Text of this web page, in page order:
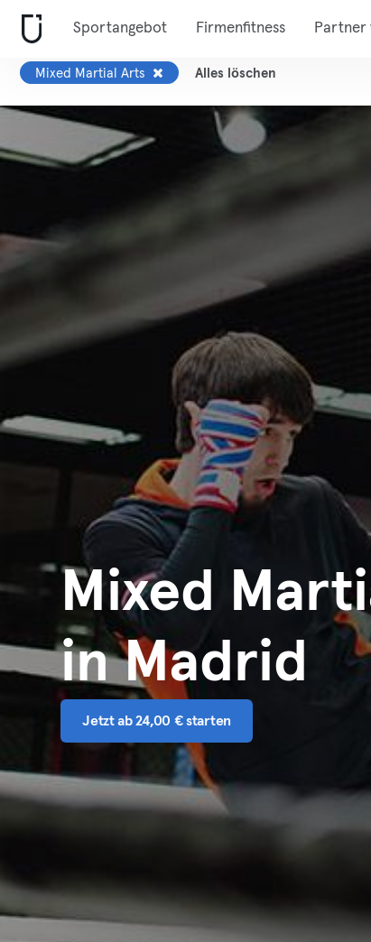
Sportangebot Firmenfitness Partner
Mixed Martial Arts Alles löschen
Mixed
in Madrid
Jetzt ab 24,00 € starten